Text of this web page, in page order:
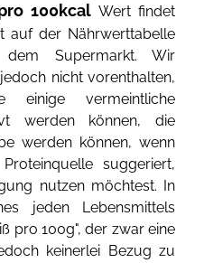
100kcal Wert findet
auf der Nährwerttabelle
Supermarkt. Wir
nicht vorenthalten,
vermeintliche
werden können, die
werden können, wenn
suggeriert,
nutzen möchtest. In
jeden Lebensmittels
pro 100g", der zwar eine
keinerlei Bezug zu